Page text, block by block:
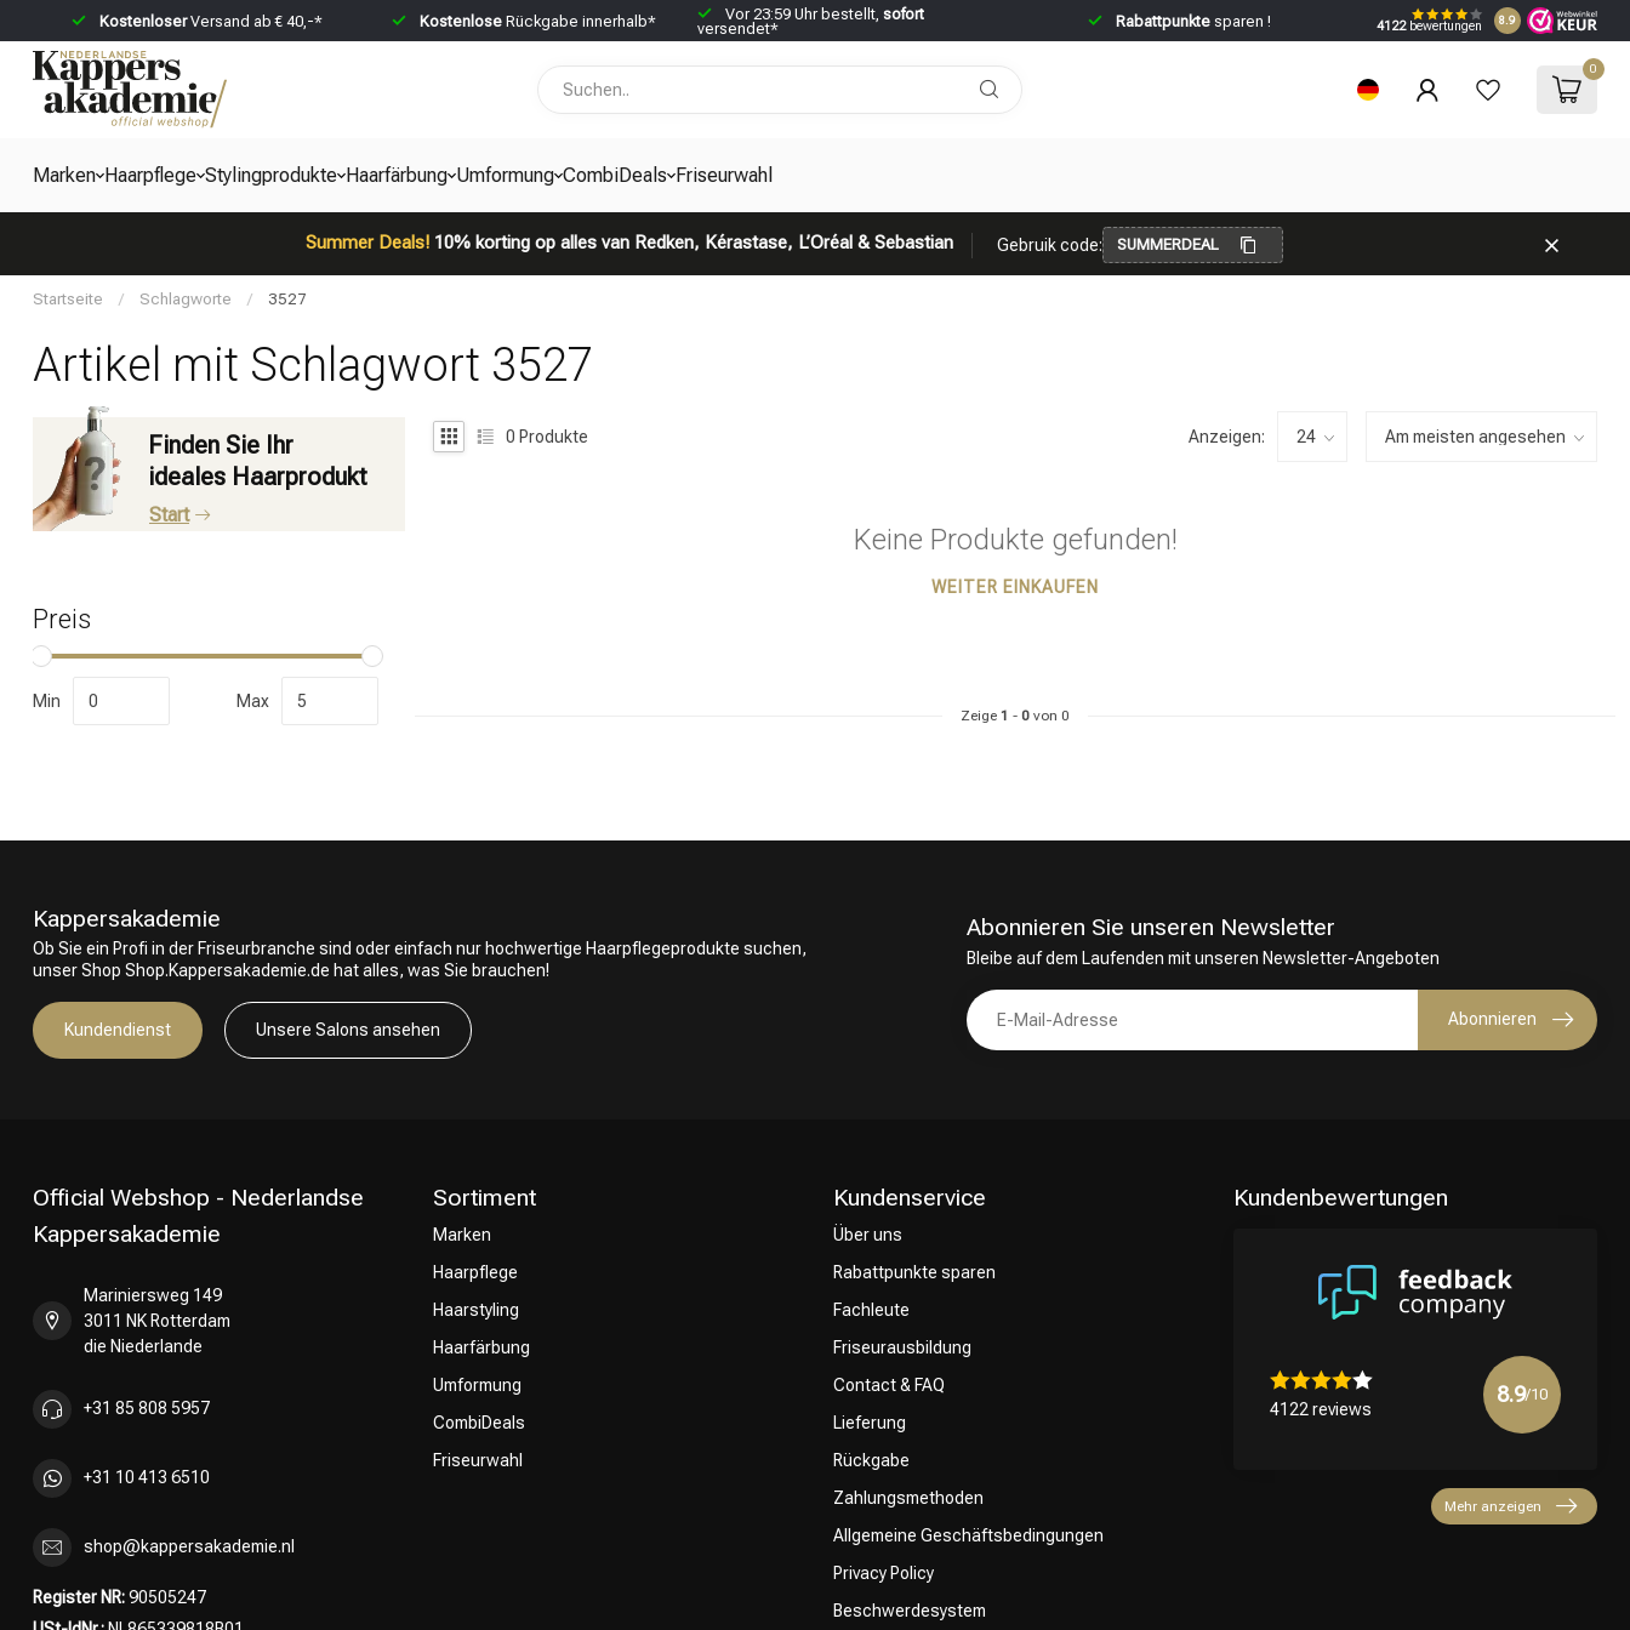
KostenloserVersand ab € 40,-* Kostenlose Rückgabe innerhalb* Vor 23:59 Uhr bestellt, sofort
versendet*
Rabattpunktesparen ! 4122bewertungen 8.9
0
Marken Haarpflege Stylingprodukte Haarfärbung Umformung CombiDeals Friseurwahl
Summer Deals!10% korting op alles van Redken, Kérastase, L’Oréal & Sebastian Gebruik code: SUMMERDEAL
Nach welcher Kategorie suchst du?
Marken
Friseurwahl
Startseite / Schlagworte / 3527
Artikel mit Schlagwort 3527
Finden Sie Ihr
ideales Haarprodukt
Start
Preis
Min Max
0 Produkte Anzeigen:
Keine Produkte gefunden!
WEITER EINKAUFEN
Zeige 1 - 0 von 0
Kappersakademie
Ob Sie ein Profi in der Friseurbranche sind oder einfach nur hochwertige Haarpflegeprodukte suchen,
unser Shop Shop.Kappersakademie.de hat alles, was Sie brauchen!
Kundendienst Unsere Salons ansehen
Abonnieren Sie unseren Newsletter
Bleibe auf dem Laufenden mit unseren Newsletter-Angeboten
Abonnieren
Official Webshop - Nederlandse
Kappersakademie
Mariniersweg 149
3011 NK Rotterdam
die Niederlande
+31 85 808 5957
+31 10 413 6510
shop@kappersakademie.nl
Register NR:90505247
Sortiment
Marken
Haarpflege
Haarstyling
Haarfärbung
Umformung
CombiDeals
Friseurwahl
Kundenservice
Über uns
Rabattpunkte sparen
Fachleute
Friseurausbildung
Contact & FAQ
Lieferung
Rückgabe
Zahlungsmethoden
Allgemeine Geschäftsbedingungen
Privacy Policy
Beschwerdesystem
Kundenbewertungen
4122 reviews
8.9/10
Mehr anzeigen